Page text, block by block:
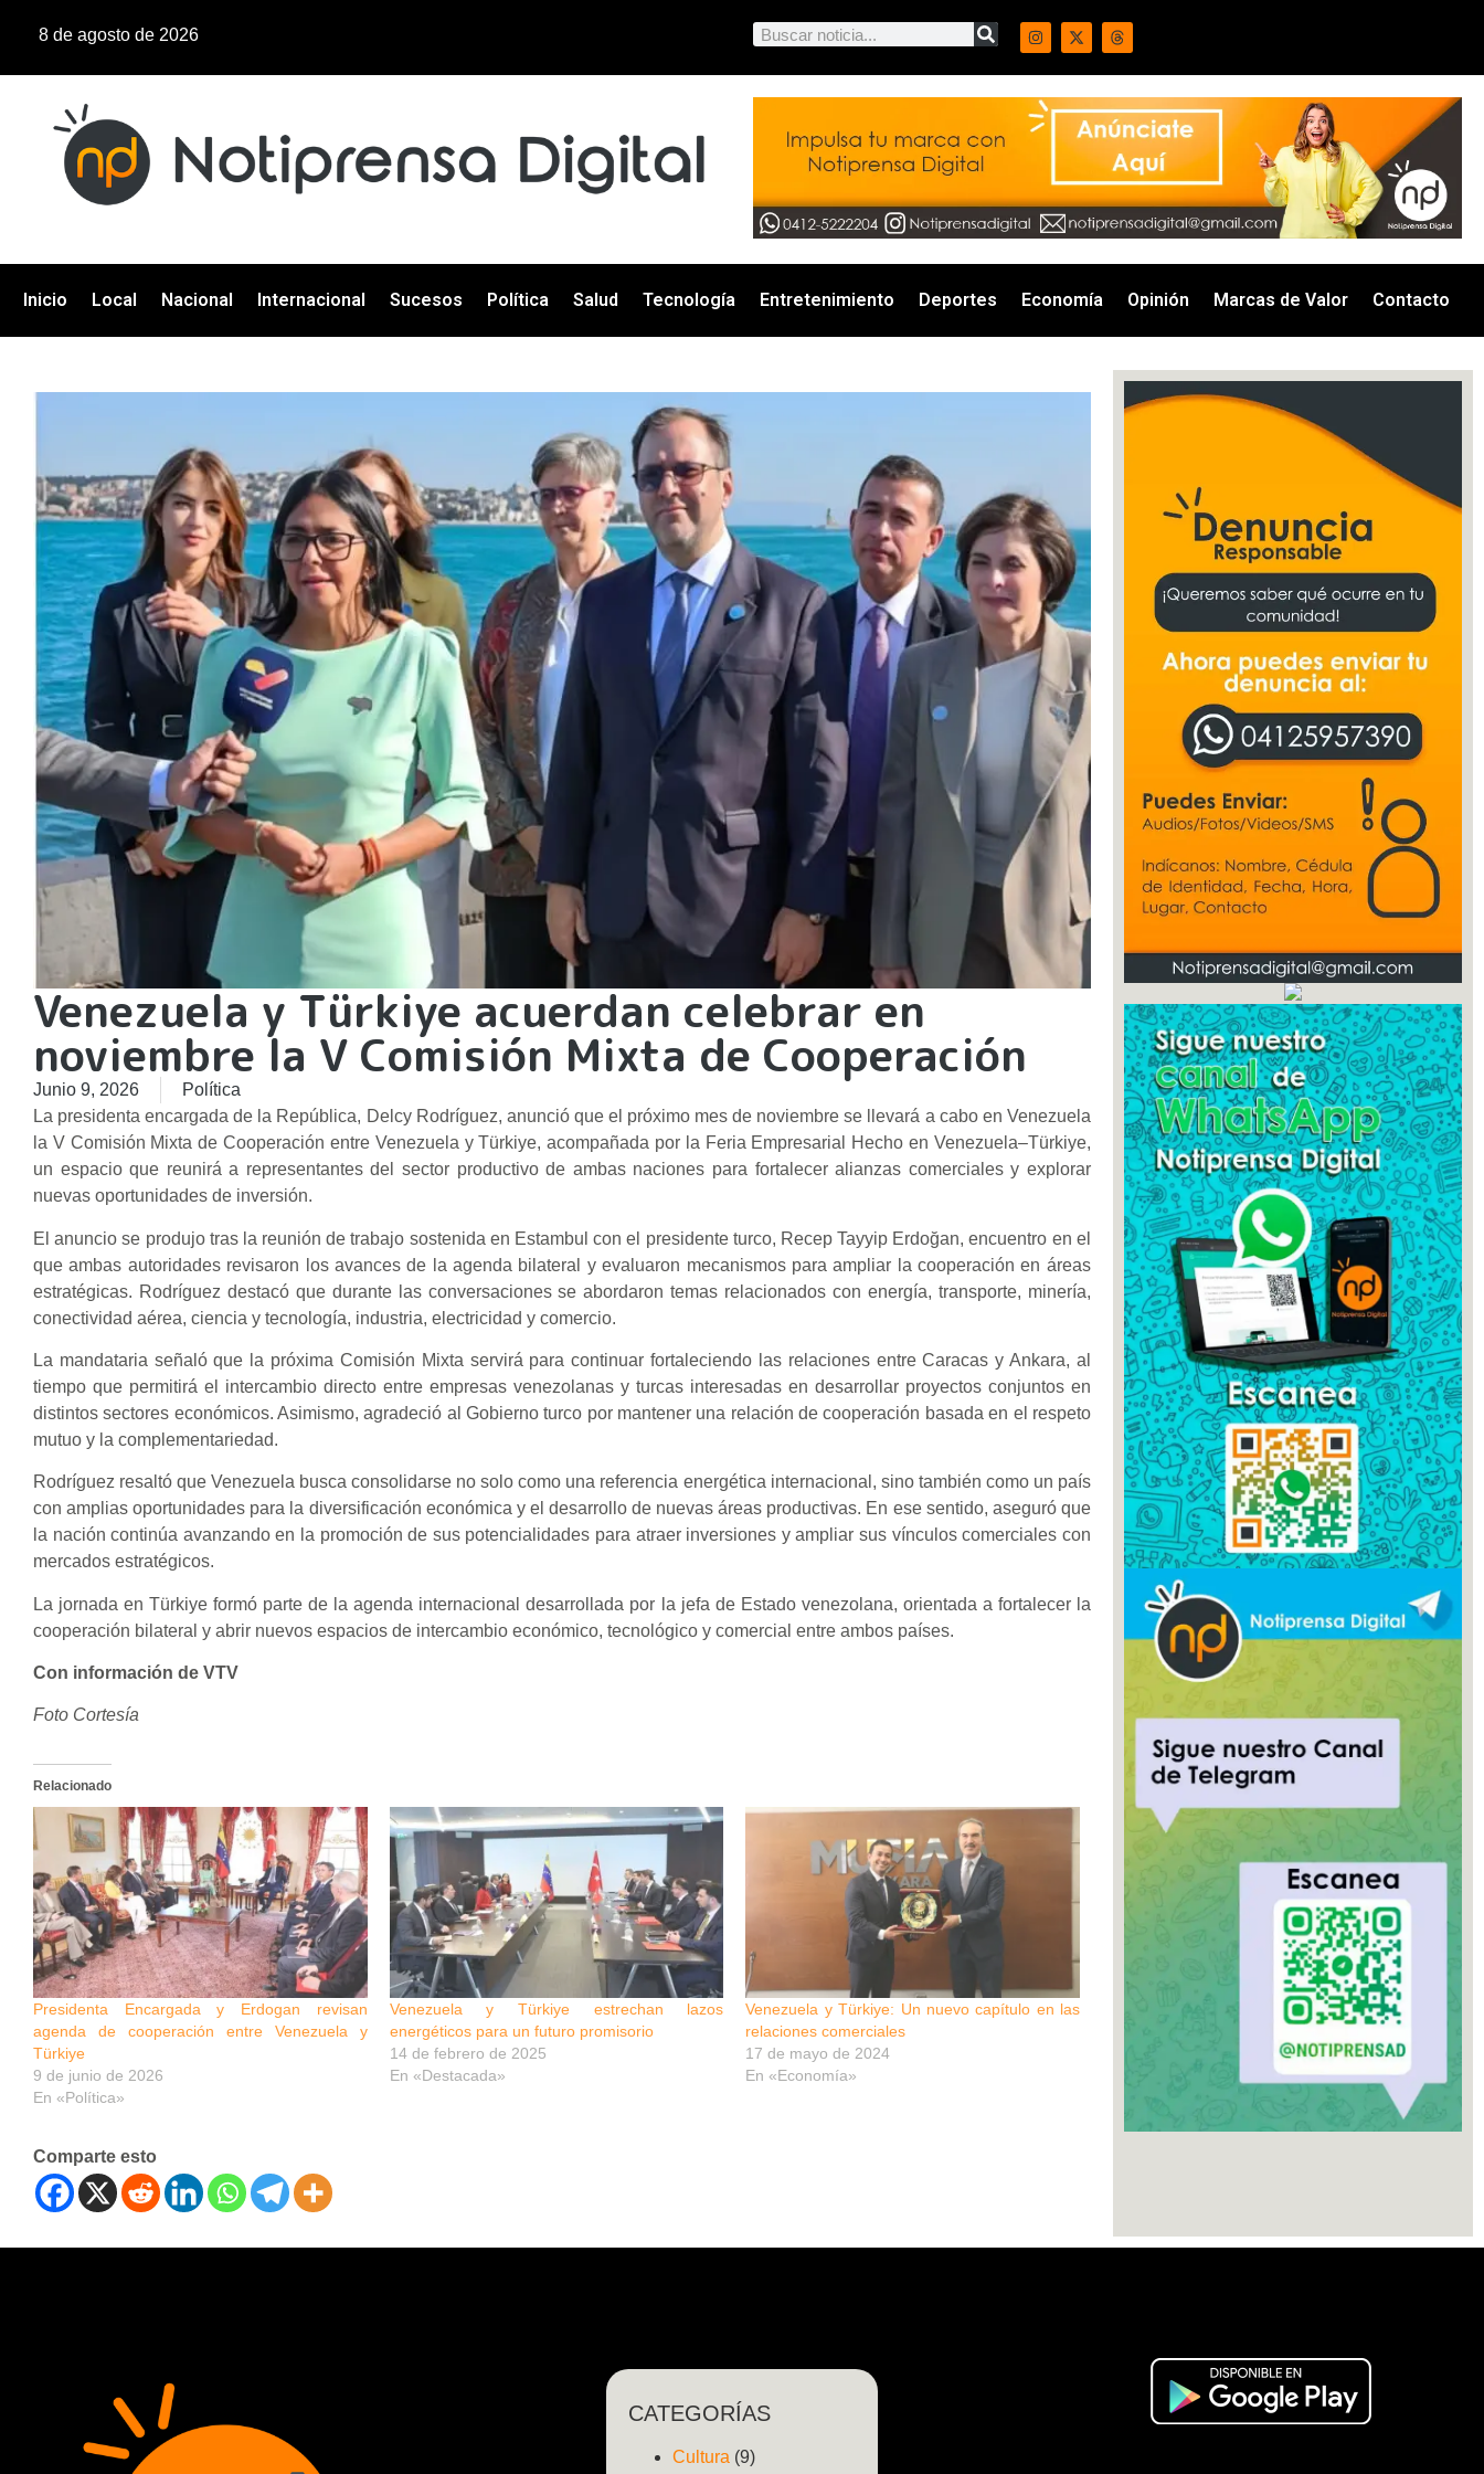
8 de agosto de 2026
Inicio Local Nacional Internacional Sucesos Política Salud Tecnología Entretenimiento Deportes Economía Opinión Marcas de Valor Contacto
Venezuela y Türkiye acuerdan celebrar en
noviembre la V Comisión Mixta de Cooperación
Junio 9, 2026
Política
La presidenta encargada de la República, Delcy Rodríguez, anunció que el próximo mes de noviembre se llevará a cabo en Venezuela
la V Comisión Mixta de Cooperación entre Venezuela y Türkiye, acompañada por la Feria Empresarial Hecho en Venezuela–Türkiye,
un espacio que reunirá a representantes del sector productivo de ambas naciones para fortalecer alianzas comerciales y explorar
nuevas oportunidades de inversión.
El anuncio se produjo tras la reunión de trabajo sostenida en Estambul con el presidente turco, Recep Tayyip Erdoğan, encuentro en el
que ambas autoridades revisaron los avances de la agenda bilateral y evaluaron mecanismos para ampliar la cooperación en áreas
estratégicas. Rodríguez destacó que durante las conversaciones se abordaron temas relacionados con energía, transporte, minería,
conectividad aérea, ciencia y tecnología, industria, electricidad y comercio.
La mandataria señaló que la próxima Comisión Mixta servirá para continuar fortaleciendo las relaciones entre Caracas y Ankara, al
tiempo que permitirá el intercambio directo entre empresas venezolanas y turcas interesadas en desarrollar proyectos conjuntos en
distintos sectores económicos. Asimismo, agradeció al Gobierno turco por mantener una relación de cooperación basada en el respeto
mutuo y la complementariedad.
Rodríguez resaltó que Venezuela busca consolidarse no solo como una referencia energética internacional, sino también como un país
con amplias oportunidades para la diversificación económica y el desarrollo de nuevas áreas productivas. En ese sentido, aseguró que
la nación continúa avanzando en la promoción de sus potencialidades para atraer inversiones y ampliar sus vínculos comerciales con
mercados estratégicos.
La jornada en Türkiye formó parte de la agenda internacional desarrollada por la jefa de Estado venezolana, orientada a fortalecer la
cooperación bilateral y abrir nuevos espacios de intercambio económico, tecnológico y comercial entre ambos países.
Con información de VTV
Foto Cortesía
Relacionado
Presidenta Encargada y Erdogan revisan
agenda de cooperación entre Venezuela y
Türkiye
9 de junio de 2026
En «Política»
Venezuela y Türkiye estrechan lazos
energéticos para un futuro promisorio
14 de febrero de 2025
En «Destacada»
Venezuela y Türkiye: Un nuevo capítulo en las
relaciones comerciales
17 de mayo de 2024
En «Economía»
Comparte esto
CATEGORÍAS
Cultura(9)